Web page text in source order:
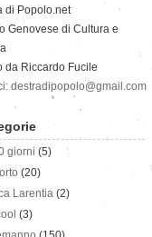
di Popolo.net
Genovese di Cultura e
da Riccardo Fucile
destradipopolo@gmail.com
giorni (5)
(20)
Larentia (2)
(3)